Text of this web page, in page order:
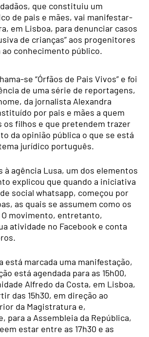
que constituiu um
de pais e mães, vai manifestar-
em Lisboa, para denunciar casos
de crianças” aos progenitores
conhecimento público.
se “Órfãos de Pais Vivos” e foi
de uma série de reportagens,
da jornalista Alexandra
por pais e mães a quem
os filhos e que pretendem trazer
da opinião pública o que se está
jurídico português.
à agência Lusa, um dos elementos
explicou que quando a iniciativa
social whatsapp, começou por
as quais se assumem como os
movimento, entretanto,
atividade no Facebook e conta
está marcada uma manifestação,
está agendada para as 15h00,
Alfredo da Costa, em Lisboa,
das 15h30, em direção ao
da Magistratura e,
para a Assembleia da República,
estar entre as 17h30 e as